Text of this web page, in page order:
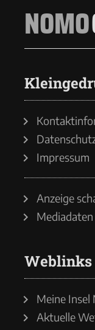
NOMO
Impressum
Anzeige
Mediadaten
Weblinks
Meine
Aktuelle